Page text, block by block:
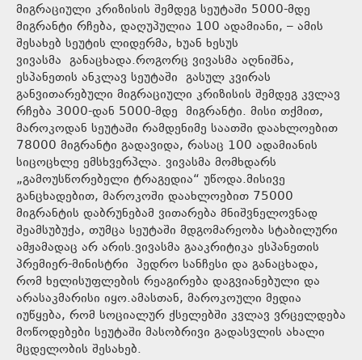
მიგრაციული კრიზისის შემდეგ სეუტაში 5000-მდე
მიგრანტი რჩება, დაღუპულია 100 ადამიანი, – ამის
შესახებ სეუტის ლიდერმა, ხუან ხესუს
ვივასმა განაცხადა.როგორც ვივასმა აღნიშნა,
ესპანეთის ანკლავ სეუტაში გასულ კვირას
განვითარებული მიგრაციული კრიზისის შემდეგ კვლავ
რჩება 3000-დან 5000-მდე მიგრანტი. მისი თქმით,
მაროკოდან სეუტაში რამდენიმე საათში დაახლოებით
78000 მიგრანტი გადავიდა, რასაც 100 ადამიანის
სიცოცხლე ემსხვერპლა. ვივასმა მომხდარს
„გამოუსწორებელი ტრაგედია“ უწოდა.მისივე
განცხადებით, მაროკოში დაახლოებით 75000
მიგრანტის დაბრუნებამ ვითარება მნიშვნელოვნად
შეამსუბუქა, თუმცა სეუტაში მდგომარეობა სტაბილური
ამჟამადაც არ არის.ვივასმა გააკრიტიკა ესპანეთის
პრემიერ-მინისტრი პედრო სანჩესი და განაცხადა,
რომ ხელისუფლების რეაგირება დაგვიანებული და
არასაკმარისი იყო.ამასთან, მაროკოული მედია
იუწყება, რომ სოციალურ ქსელებში კვლავ ვრცელდება
მოწოდებები სეუტაში მასობრივი გადასვლის ახალი
მცდელობის შესახებ.